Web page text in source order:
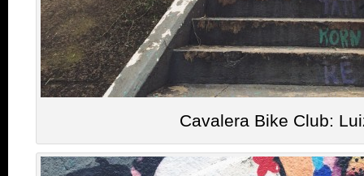
Cavalera Bike Club: